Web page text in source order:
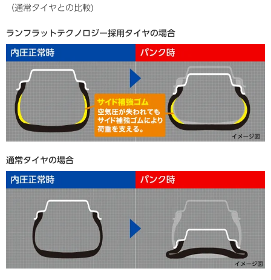
（通常タイヤとの比較)
ランフラットテクノロジー採用タイヤの場合
通常タイヤの場合